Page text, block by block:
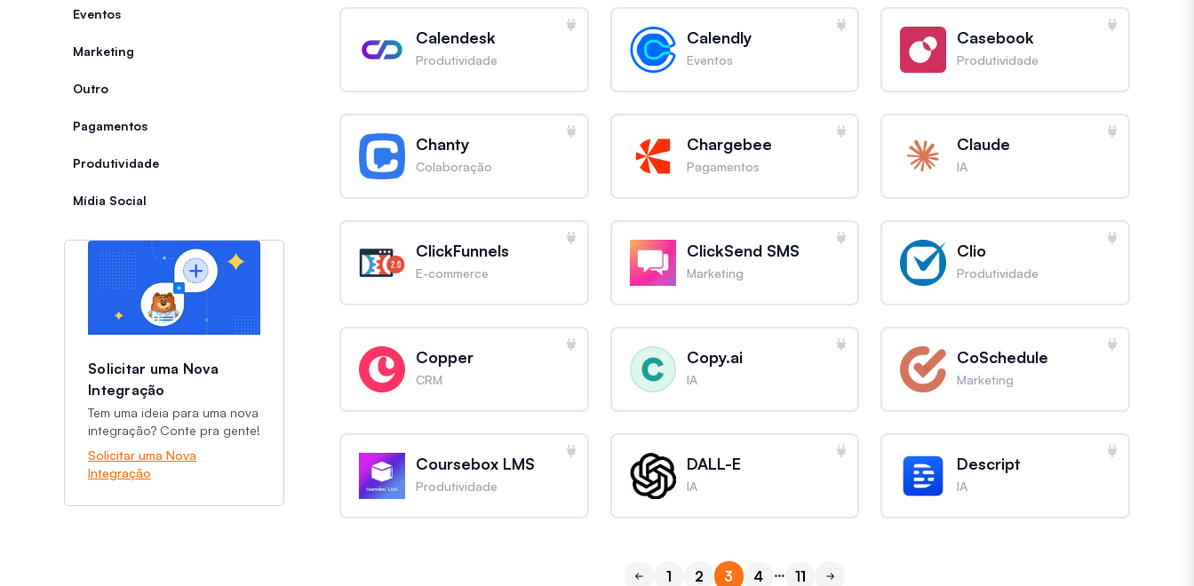
Eventos
Marketing
Outro
Pagamentos
Produtividade
Mídia Social
Solicitar uma Nova
Integração
Tem uma ideia para uma nova
integração? Conte pra gente!
Solicitar uma Nova
Integração
Calendesk
Produtividade
Calendly
Eventos
Casebook
Produtividade
Chanty
Colaboração
Chargebee
Pagamentos
Claude
IA
ClickFunnels
E-commerce
ClickSend SMS
Marketing
Clio
Produtividade
Copper
CRM
Copy.ai
IA
CoSchedule
Marketing
Coursebox LMS
Produtividade
DALL-E
IA
Descript
IA
1 2 3 4 … 11